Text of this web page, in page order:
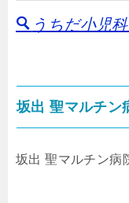
うちだ小児
坂出 聖マルチン
坂出 聖マルチン病